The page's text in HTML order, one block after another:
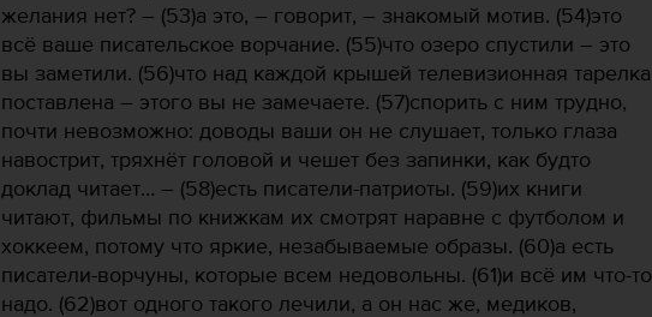
желания нет? – (53)а это, – говорит, – знакомый мотив. (54)это
всё ваше писательское ворчание. (55)что озеро спустили – это
вы заметили. (56)что над каждой крышей телевизионная тарелка
поставлена – этого вы не замечаете. (57)спорить с ним трудно,
почти невозможно: доводы ваши он не слушает, только глаза
навострит, тряхнёт головой и чешет без запинки, как будто
доклад читает… – (58)есть писатели-патриоты. (59)их книги
читают, фильмы по книжкам их смотрят наравне с футболом и
хоккеем, потому что яркие, незабываемые образы. (60)а есть
писатели-ворчуны, которые всем недовольны. (61)и всё им что-то
надо. (62)вот одного такого лечили, а он нас же, медиков,